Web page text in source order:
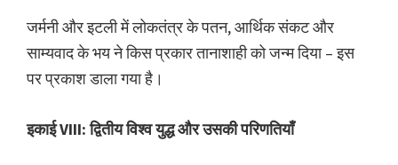
जर्मनी और इटली में लोकतंत्र के पतन, आर्थिक संकट और
साम्यवाद के भय ने किस प्रकार तानाशाही को जन्म दिया – इस
पर प्रकाश डाला गया है।
इकाई VIII: द्वितीय विश्व युद्ध और उसकी परिणतियाँ